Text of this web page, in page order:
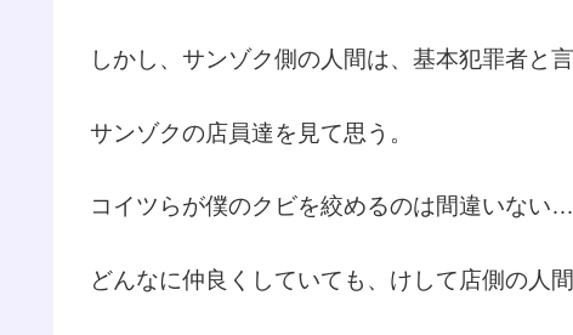
しかし、サンゾク側の人間は、基本犯罪者と
サンゾクの店員達を見て思う。
コイツらが僕のクビを絞めるのは間違いない…
どんなに仲良くしていても、けして店側の人